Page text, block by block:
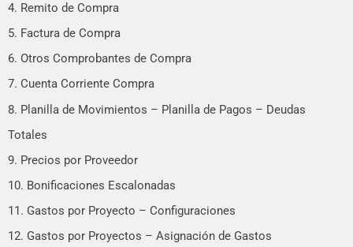
4. Remito de Compra
5. Factura de Compra
6. Otros Comprobantes de Compra
7. Cuenta Corriente Compra
8. Planilla de Movimientos – Planilla de Pagos – Deudas
Totales
9. Precios por Proveedor
10. Bonificaciones Escalonadas
11. Gastos por Proyecto – Configuraciones
12. Gastos por Proyectos – Asignación de Gastos